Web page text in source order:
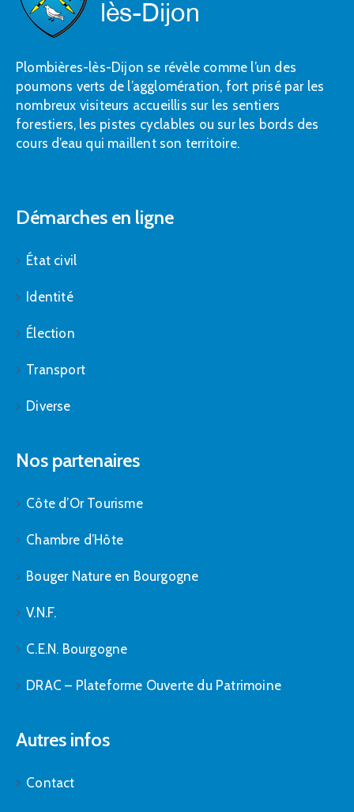
Plombières-lès-Dijon se révèle comme l’un des
poumons verts de l’agglomération, fort prisé par les
nombreux visiteurs accueillis sur les sentiers
forestiers, les pistes cyclables ou sur les bords des
cours d’eau qui maillent son territoire.
Démarches en ligne
État civil
Identité
Élection
Transport
Diverse
Nos partenaires
Côte d’Or Tourisme
Chambre d’Hôte
Bouger Nature en Bourgogne
V.N.F.
C.E.N. Bourgogne
DRAC – Plateforme Ouverte du Patrimoine
Autres infos
Contact